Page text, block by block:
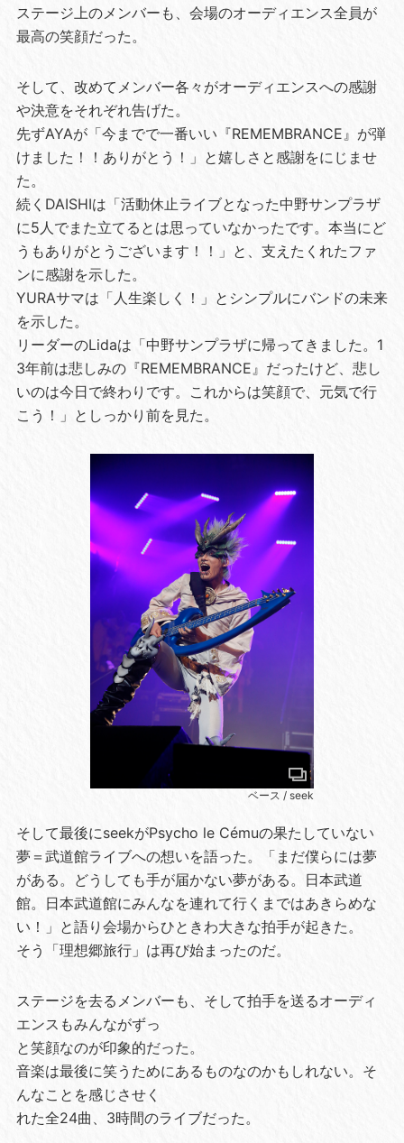
ステージ上のメンバーも、会場のオーディエンス全員が
最高の笑顔だった。
そして、改めてメンバー各々がオーディエンスへの感謝
や決意をそれぞれ告げた。
先ずAYAが「今までで一番いい『REMEMBRANCE』が弾
けました！！ありがとう！」と嬉しさと感謝をにじませ
た。
続くDAISHIは「活動休止ライブとなった中野サンプラザ
に5人でまた立てるとは思っていなかったです。本当にど
うもありがとうございます！！」と、支えたくれたファ
ンに感謝を示した。
YURAサマは「人生楽しく！」とシンプルにバンドの未来
を示した。
リーダーのLidaは「中野サンプラザに帰ってきました。1
3年前は悲しみの『REMEMBRANCE』だったけど、悲し
いのは今日で終わりです。これからは笑顔で、元気で行
こう！」としっかり前を見た。
ベース / seek
そして最後にseekがPsycho le Cémuの果たしていない
夢＝武道館ライブへの想いを語った。「まだ僕らには夢
がある。どうしても手が届かない夢がある。日本武道
館。日本武道館にみんなを連れて行くまではあきらめな
い！」と語り会場からひときわ大きな拍手が起きた。
そう「理想郷旅行」は再び始まったのだ。
ステージを去るメンバーも、そして拍手を送るオーディ
エンスもみんながずっ
と笑顔なのが印象的だった。
音楽は最後に笑うためにあるものなのかもしれない。そ
んなことを感じさせく
れた全24曲、3時間のライブだった。